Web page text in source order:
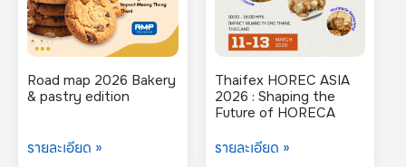
Road map 2026 Bakery
& pastry edition
รายละเอียด »
Thaifex HOREC ASIA
2026 : Shaping the
Future of HORECA
รายละเอียด »